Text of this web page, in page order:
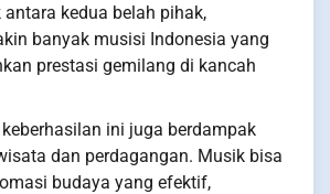
kedua belah pihak,
banyak musisi Indonesia yang
prestasi gemilang di kancah
ini juga berdampak
dan perdagangan. Musik bisa
budaya yang efektif,